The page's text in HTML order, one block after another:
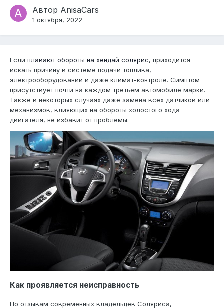
Автор AnisaCars
1 октября, 2022
Если плавают обороты на хендай солярис, приходится
искать причину в системе подачи топлива,
электрооборудовании и даже климат-контроле. Симптом
присутствует почти на каждом третьем автомобиле марки.
Также в некоторых случаях даже замена всех датчиков или
механизмов, влияющих на обороты холостого хода
двигателя, не избавит от проблемы.
Как проявляется неисправность
По отзывам современных владельцев Соляриса,